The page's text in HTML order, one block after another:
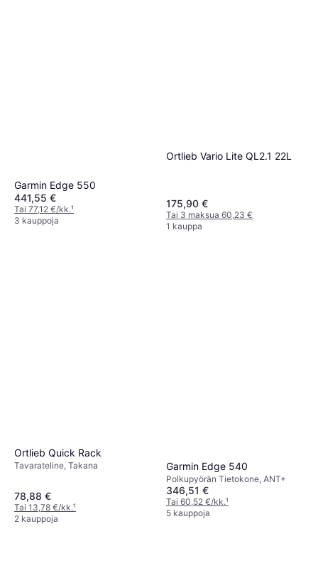
Garmin Edge 550
441,55 €
Tai 77,12 €/kk.¹
3 kauppoja
Ortlieb Vario Lite QL2.1 22L
175,90 €
Tai 3 maksua 60,23 €
1 kauppa
Ortlieb Quick Rack
Tavarateline, Takana
78,88 €
Tai 13,78 €/kk.¹
2 kauppoja
Garmin Edge 540
Polkupyörän Tietokone, ANT+
346,51 €
Tai 60,52 €/kk.¹
5 kauppoja